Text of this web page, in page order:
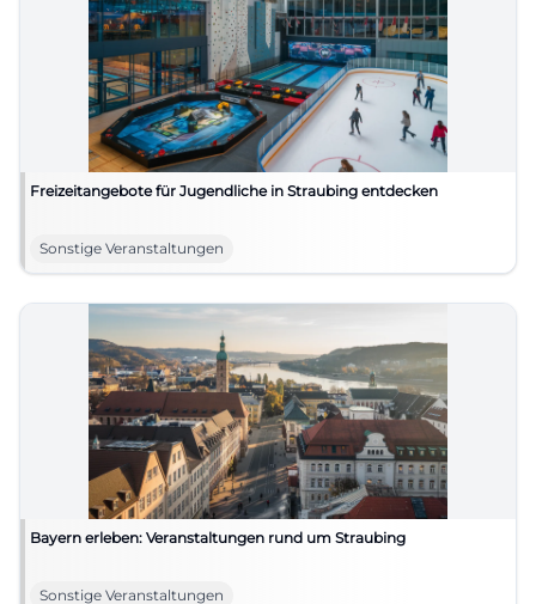
Freizeitangebote für Jugendliche in Straubing entdecken
Sonstige Veranstaltungen
Bayern erleben: Veranstaltungen rund um Straubing
Sonstige Veranstaltungen